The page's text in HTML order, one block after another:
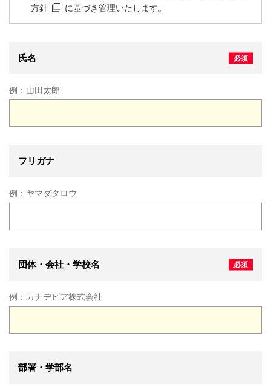
方針
に基づき管理いたします。
氏名
例： 山田太郎
フリガナ
例： ヤマダタロウ
団体・会社・学校名
例： カナデビア株式会社
部署・学部名